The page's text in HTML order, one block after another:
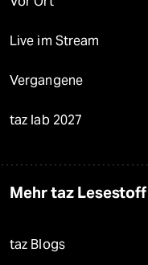
Live im Stream
Vergangene
taz lab 2027
Mehr taz Lesestoff
taz Blogs